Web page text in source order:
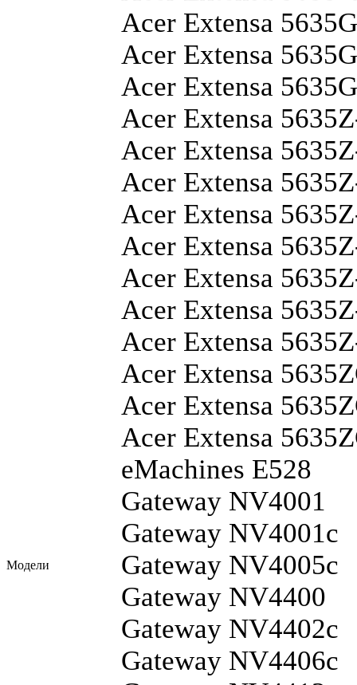
Модели
Acer Extensa 5635G
Acer Extensa
Acer Extensa
Acer Extensa
Acer Extensa
Acer Extensa
Acer Extensa
Acer Extensa
Acer Extensa
Acer Extensa
Acer Extensa
Acer Extensa
Acer Extensa
Acer Extensa
eMachines E528
Gateway NV4001
Gateway NV4001c
Gateway NV4005c
Gateway NV4400
Gateway NV4402c
Gateway NV4406c